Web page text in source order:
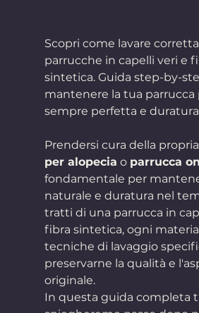
Scopri come lavare
parrucche in capelli veri e
sintetica. Guida step-by-
mantenere la tua parrucca
sempre perfetta e
Prendersi cura della propria
per alopecia o parrucca
fondamentale per
naturale e duratura nel
tratti di una parrucca in
fibra sintetica, ogni
tecniche di lavaggio
preservarne la qualità e
originale.
In questa guida completa